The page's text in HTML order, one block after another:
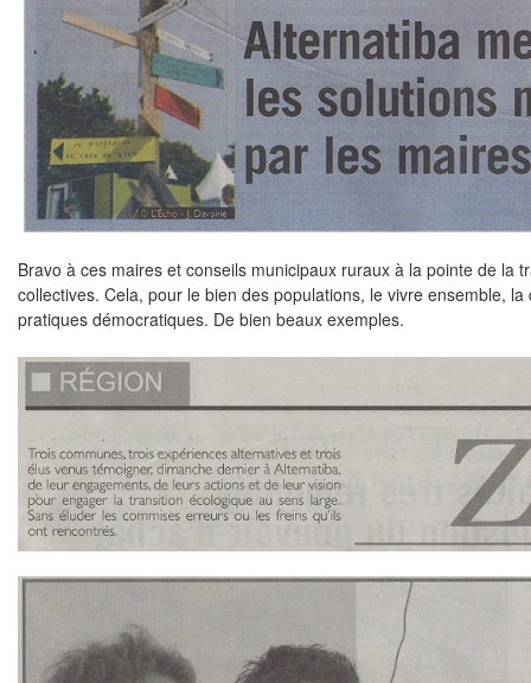
Bravo à ces maires et conseils municipaux ruraux à la pointe de la
collectives. Cela, pour le bien des populations, le vivre ensemble,
pratiques démocratiques. De bien beaux exemples.